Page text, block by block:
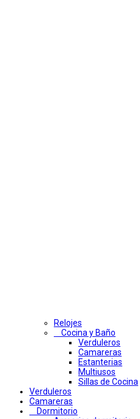
Relojes
Cocina y Baño
Verduleros
Camareras
Estanterias
Multiusos
Sillas de Cocina
Verduleros
Camareras
Dormitorio